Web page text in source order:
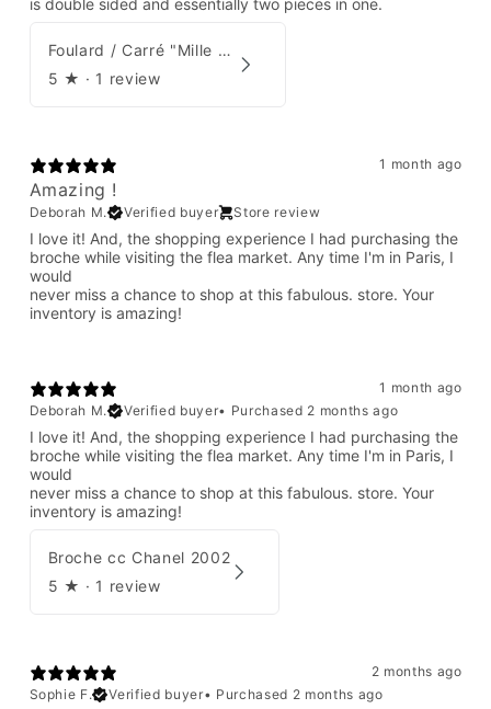
is double sided and essentially two pieces in one.
Foulard / Carré "Mille Feuilles de Soie" Hermès par Natsuno Hidaka
5 ★ · 1 review
1 month ago
Amazing !
Deborah M. Verified buyer Store review
I love it! And, the shopping experience I had purchasing the
broche while visiting the flea market. Any time I'm in Paris, I
would
never miss a chance to shop at this fabulous. store. Your
inventory is amazing!
1 month ago
Deborah M.
Verified buyer• Purchased 2 months ago
I love it! And, the shopping experience I had purchasing the
broche while visiting the flea market. Any time I'm in Paris, I
would
never miss a chance to shop at this fabulous. store. Your
inventory is amazing!
Broche cc Chanel 2002
5 ★ · 1 review
2 months ago
Sophie F.
Verified buyer• Purchased 2 months ago